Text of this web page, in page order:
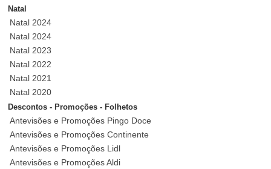
Natal
Natal 2024
Natal 2024
Natal 2023
Natal 2022
Natal 2021
Natal 2020
Descontos - Promoções - Folhetos
Antevisões e Promoções Pingo Doce
Antevisões e Promoções Continente
Antevisões e Promoções Lidl
Antevisões e Promoções Aldi